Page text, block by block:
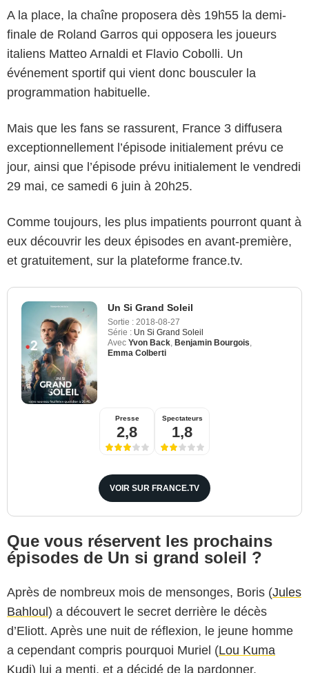
A la place, la chaîne proposera dès 19h55 la demi-
finale de Roland Garros qui opposera les joueurs
italiens Matteo Arnaldi et Flavio Cobolli. Un
événement sportif qui vient donc bousculer la
programmation habituelle.
Mais que les fans se rassurent, France 3 diffusera
exceptionnellement l’épisode initialement prévu ce
jour, ainsi que l’épisode prévu initialement le vendredi
29 mai, ce samedi 6 juin à 20h25.
Comme toujours, les plus impatients pourront quant à
eux découvrir les deux épisodes en avant-première,
et gratuitement, sur la plateforme france.tv.
Un Si Grand Soleil
Sortie : 2018-08-27
Série : Un Si Grand Soleil
Avec Yvon Back Benjamin Bourgois
Emma Colberti
Presse
2,8
Spectateurs
1,8
VOIR SUR FRANCE.TV
Que vous réservent les prochains
épisodes de Un si grand soleil ?
Après de nombreux mois de mensonges, Boris (Jules
Bahloul) a découvert le secret derrière le décès
d’Eliott. Après une nuit de réflexion, le jeune homme
a cependant compris pourquoi Muriel (Lou Kuma
Kudi) lui a menti, et a décidé de la pardonner.